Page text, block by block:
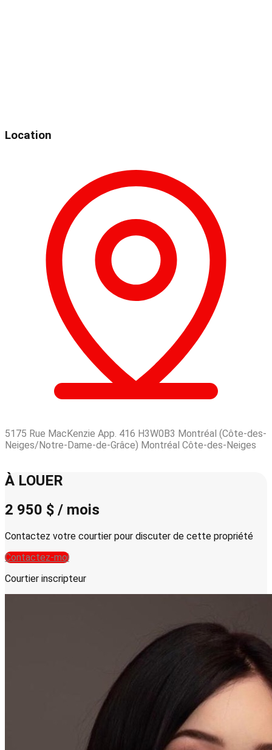
Location
5175 Rue MacKenzie App. 416 H3W0B3 Montréal (Côte-des-
Neiges/Notre-Dame-de-Grâce) Montréal Côte-des-Neiges
+
À LOUER
2 950 $ / mois
Contactez votre courtier pour discuter de cette propriété
Contactez-moi
Courtier inscripteur